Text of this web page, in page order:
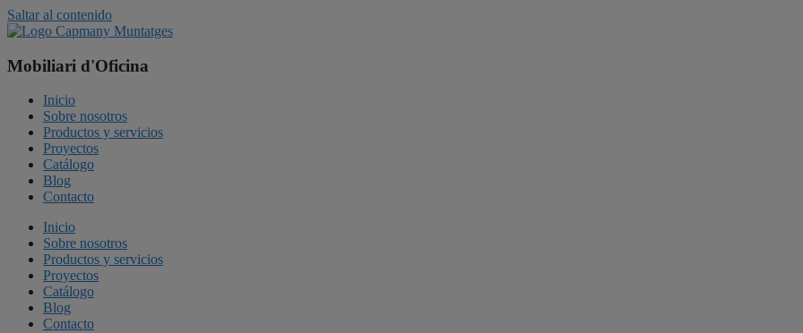
Saltar al contenido
Mobiliari d'Oficina
Inicio
Sobre nosotros
Productos y servicios
Proyectos
Catálogo
Blog
Contacto
Inicio
Sobre nosotros
Productos y servicios
Proyectos
Catálogo
Blog
Contacto